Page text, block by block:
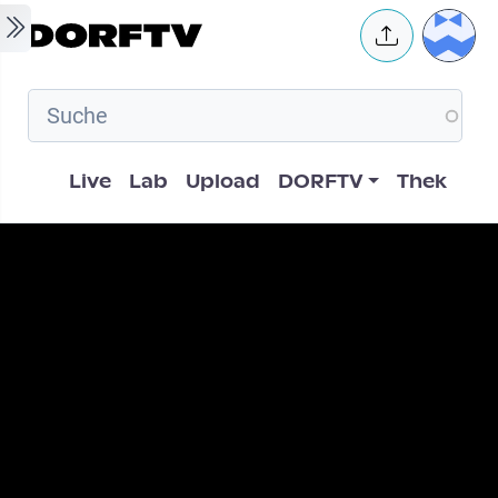
Skip to main content User
Hauptnavigation
Live Lab Upload DORFTV Thek